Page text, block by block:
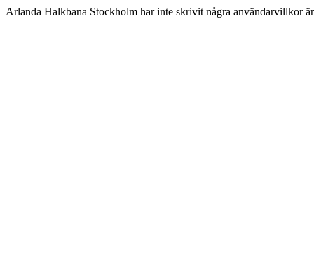
Arlanda Halkbana Stockholm har inte skrivit några användarvillkor